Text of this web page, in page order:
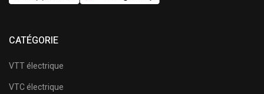
CATÉGORIE
VTT électrique
VTC électrique